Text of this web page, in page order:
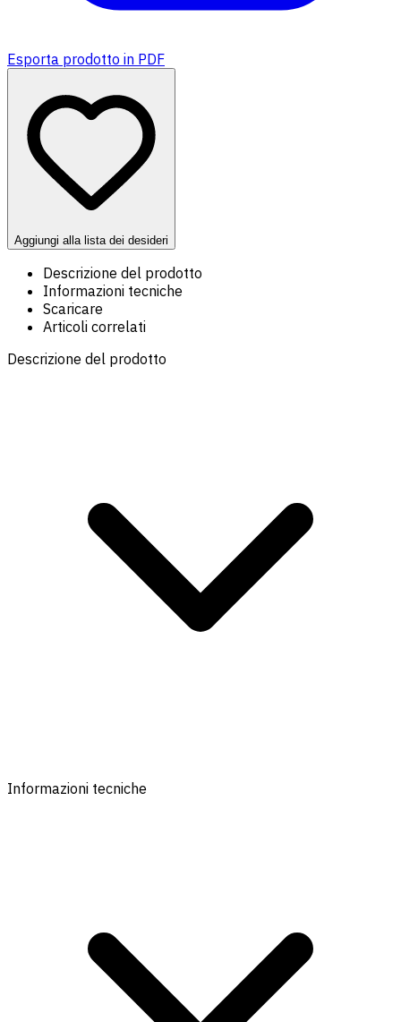
Esporta prodotto in PDF
Aggiungi alla lista dei desideri
Descrizione del prodotto
Informazioni tecniche
Scaricare
Articoli correlati
Descrizione del prodotto
Informazioni tecniche